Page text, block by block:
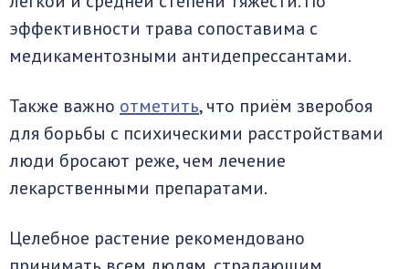
эффективности трава сопоставима с
медикаментозными антидепрессантами.
Также важно отметить, что приём зверобоя
для борьбы с психическими расстройствами
люди бросают реже, чем лечение
лекарственными препаратами.
Целебное растение рекомендовано